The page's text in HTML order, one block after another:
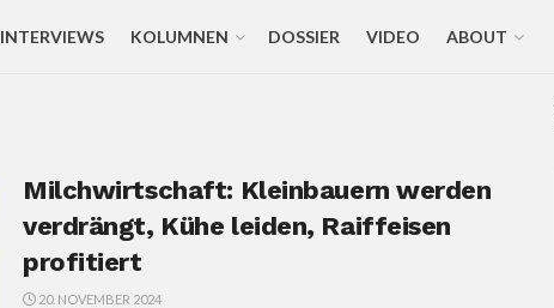
INTERVIEWS KOLUMNEN DOSSIER VIDEO ABOUT
Milchwirtschaft: Kleinbauern werden
verdrängt, Kühe leiden, Raiffeisen
profitiert
20. NOVEMBER 2024